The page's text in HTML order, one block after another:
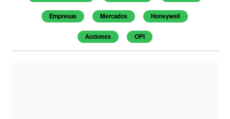
Empresas Mercados Honeywell
Acciones OPI